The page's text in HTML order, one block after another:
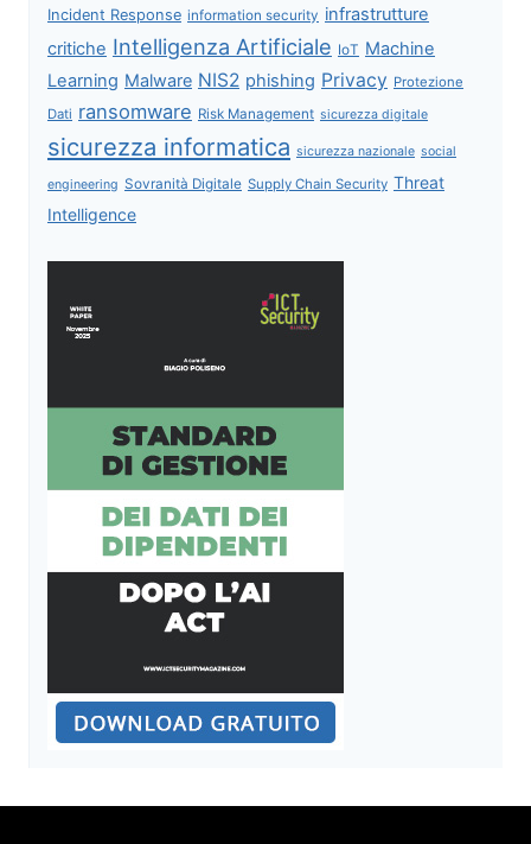
Incident Response information security infrastrutture
critiche Intelligenza Artificiale IoT Machine
Learning Malware NIS2 phishing Privacy Protezione
Dati ransomware Risk Management sicurezza digitale
sicurezza informatica sicurezza nazionale social
engineering Sovranità Digitale Supply Chain Security Threat
Intelligence